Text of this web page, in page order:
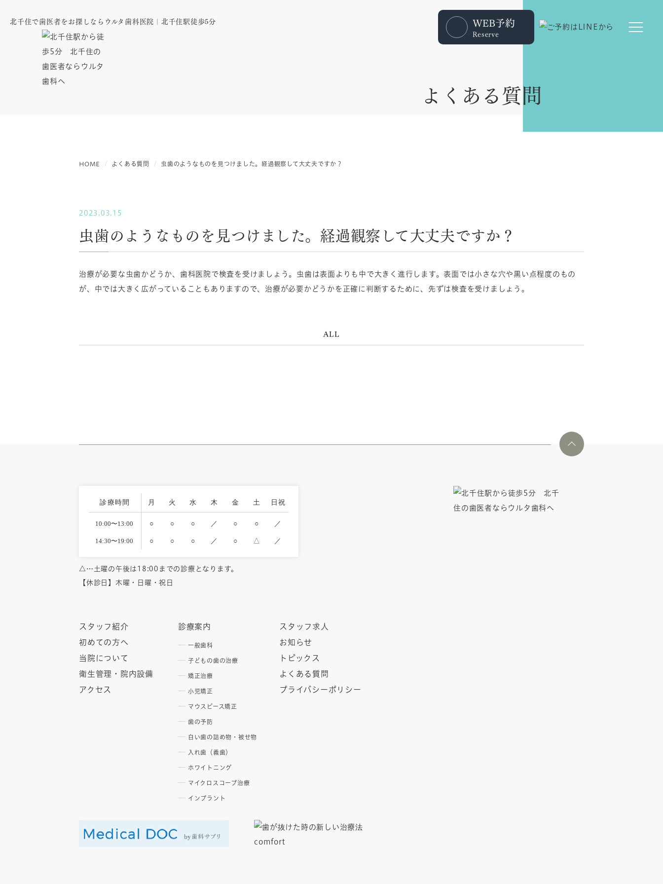
北千住で歯医者をお探しならウルタ歯科医院｜北千住駅徒歩5分 WEB予約
Reserve
よくある質問
HOME よくある質問 虫歯のようなものを見つけました。経過観察して大丈夫ですか？
2023.03.15
虫歯のようなものを見つけました。経過観察して大丈夫ですか？
治療が必要な虫歯かどうか、歯科医院で検査を受けましょう。虫歯は表面よりも中で大きく進行します。表面では小さな穴や黒い点程度のもの
が、中では大きく広がっていることもありますので、治療が必要かどうかを正確に判断するために、先ずは検査を受けましょう。
ALL
診療時間 月 火 水 木 金 土 日祝
10:00〜13:00 ○ ○ ○ ／ ○ ○ ／
14:30〜19:00 ○ ○ ○ ／ ○ △ ／
△…土曜の午後は18:00までの診療となります。
【休診日】木曜・日曜・祝日
スタッフ紹介
初めての方へ
当院について
衛生管理・院内設備
アクセス
診療案内
一般歯科
子どもの歯の治療
矯正治療
小児矯正
マウスピース矯正
歯の予防
白い歯の詰め物・被せ物
入れ歯（義歯）
ホワイトニング
マイクロスコープ治療
インプラント
スタッフ求人
お知らせ
トピックス
よくある質問
プライバシーポリシー